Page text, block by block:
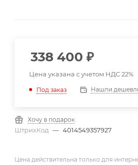
338 400 ₽
Цена указана с учетом НДС 22%
Под заказ Нашли
Хочу в подарок
ШтрихКод — 4014549357927
Цена действительна только для